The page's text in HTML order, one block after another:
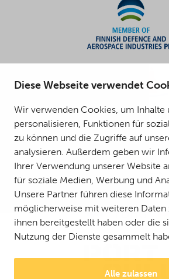
Diese Webseite verwendet
Wir verwenden Cookies, um Inhalte
personalisieren, Funktionen für
zu können und die Zugriffe auf
analysieren. Außerdem geben wir
Ihrer Verwendung unserer Website
für soziale Medien, Werbung und
Unsere Partner führen diese
möglicherweise mit weiteren Daten
ihnen bereitgestellt haben oder die
Nutzung der Dienste gesammelt
Alle zulassen